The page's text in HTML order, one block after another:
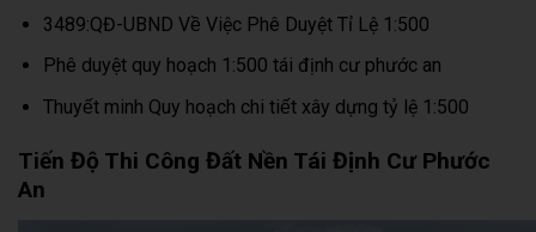
3489:QĐ-UBND Về Việc Phê Duyệt Tỉ Lệ 1:500
Phê duyệt quy hoạch 1:500 tái định cư phước an
Thuyết minh Quy hoạch chi tiết xây dựng tỷ lệ 1:500
Tiến Độ Thi Công Đất Nền Tái Định Cư Phước
An